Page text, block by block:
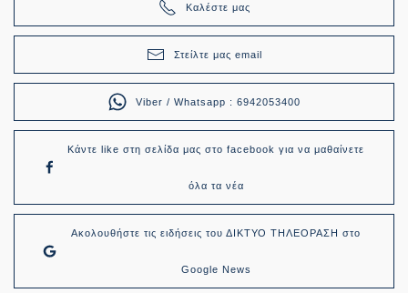
Καλέστε μας
Στείλτε μας email
Viber / Whatsapp : 6942053400
Κάντε like στη σελίδα μας στο facebook για να μαθαίνετε
όλα τα νέα
Ακολουθήστε τις ειδήσεις του ΔΙΚΤΥΟ ΤΗΛΕΟΡΑΣΗ στο
Google News